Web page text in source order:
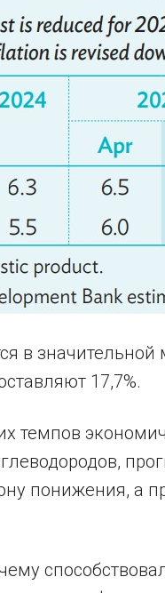
в значительной
17,7%.
темпов
понижения, а